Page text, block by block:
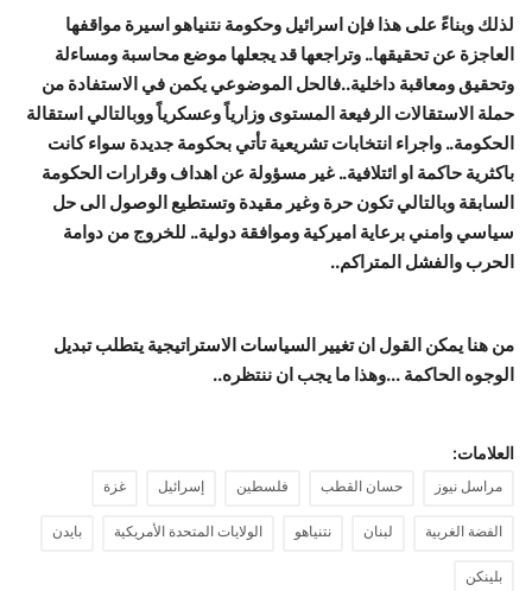
لذلك وبناءً على هذا فإن اسرائيل وحكومة نتنياهو اسيرة مواقفها
العاجزة عن تحقيقها.. وتراجعها قد يجعلها موضع محاسبة ومساءلة
وتحقيق ومعاقبة داخلية..فالحل الموضوعي يكمن في الاستفادة من
حملة الاستقالات الرفيعة المستوى وزارياً وعسكرياً ووبالتالي استقالة
الحكومة.. واجراء انتخابات تشريعية تأتي بحكومة جديدة سواء كانت
باكثرية حاكمة او ائتلافية.. غير مسؤولة عن اهداف وقرارات الحكومة
السابقة وبالتالي تكون حرة وغير مقيدة وتستطيع الوصول الى حل
سياسي وامني برعاية اميركية وموافقة دولية.. للخروج من دوامة
الحرب والفشل المتراكم..
من هنا يمكن القول ان تغيير السياسات الاستراتيجية يتطلب تبديل
الوجوه الحاكمة ...وهذا ما يجب ان ننتظره..
العلامات:
مراسل نيوز حسان القطب فلسطين إسرائيل
غزة
الفضة الغربية
لبنان نتنياهو الولايات المتحدة الأمريكية
بايدن
بلينكن